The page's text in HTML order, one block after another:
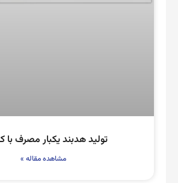
تولید هدبند یکبار مصرف با
مشاهده مقاله »